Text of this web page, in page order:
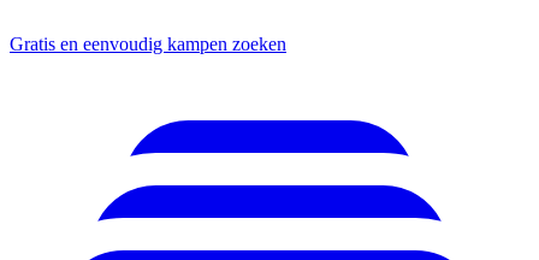
Gratis en eenvoudig kampen zoeken